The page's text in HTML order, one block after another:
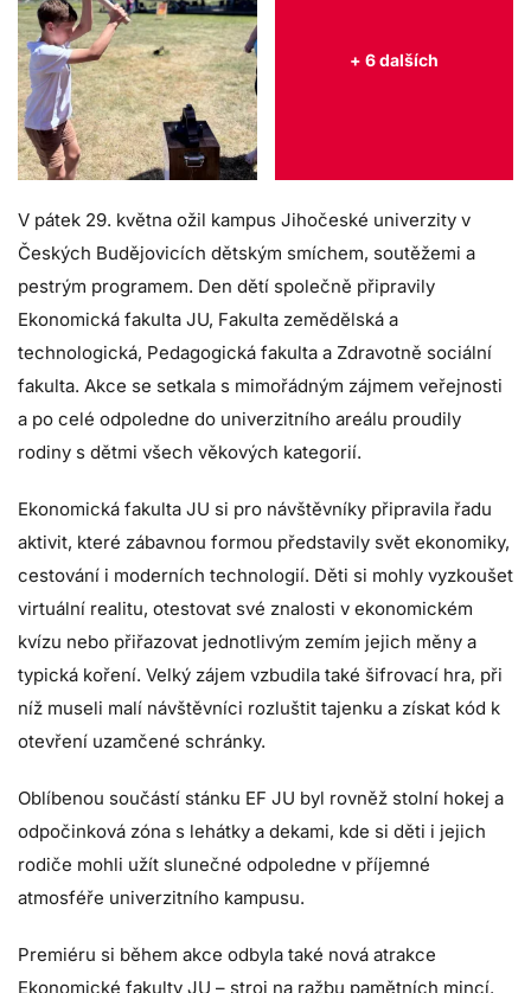
+ 6 dalších
V pátek 29. května ožil kampus Jihočeské univerzity v
Českých Budějovicích dětským smíchem, soutěžemi a
pestrým programem. Den dětí společně připravily
Ekonomická fakulta JU, Fakulta zemědělská a
technologická, Pedagogická fakulta a Zdravotně sociální
fakulta. Akce se setkala s mimořádným zájmem veřejnosti
a po celé odpoledne do univerzitního areálu proudily
rodiny s dětmi všech věkových kategorií.
Ekonomická fakulta JU si pro návštěvníky připravila řadu
aktivit, které zábavnou formou představily svět ekonomiky,
cestování i moderních technologií. Děti si mohly vyzkoušet
virtuální realitu, otestovat své znalosti v ekonomickém
kvízu nebo přiřazovat jednotlivým zemím jejich měny a
typická koření. Velký zájem vzbudila také šifrovací hra, při
níž museli malí návštěvníci rozluštit tajenku a získat kód k
otevření uzamčené schránky.
Oblíbenou součástí stánku EF JU byl rovněž stolní hokej a
odpočinková zóna s lehátky a dekami, kde si děti i jejich
rodiče mohli užít slunečné odpoledne v příjemné
atmosféře univerzitního kampusu.
Premiéru si během akce odbyla také nová atrakce
Ekonomické fakulty JU – stroj na ražbu pamětních mincí.